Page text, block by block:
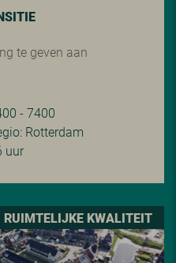
te geven aan
- 7400
Rotterdam
uur
RUIMTELIJKE KWALITEIT